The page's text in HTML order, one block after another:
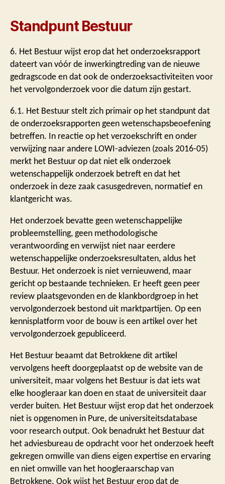
Standpunt Bestuur
6. Het Bestuur wijst erop dat het onderzoeksrapport
dateert van vóór de inwerkingtreding van de nieuwe
gedragscode en dat ook de onderzoeksactiviteiten voor
het vervolgonderzoek voor die datum zijn gestart.
6.1. Het Bestuur stelt zich primair op het standpunt dat
de onderzoeksrapporten geen wetenschapsbeoefening
betreffen. In reactie op het verzoekschrift en onder
verwijzing naar andere LOWI-adviezen (zoals 2016-05)
merkt het Bestuur op dat niet elk onderzoek
wetenschappelijk onderzoek betreft en dat het
onderzoek in deze zaak casusgedreven, normatief en
klantgericht was.
Het onderzoek bevatte geen wetenschappelijke
probleemstelling, geen methodologische
verantwoording en verwijst niet naar eerdere
wetenschappelijke onderzoeksresultaten, aldus het
Bestuur. Het onderzoek is niet vernieuwend, maar
gericht op bestaande technieken. Er heeft geen peer
review plaatsgevonden en de klankbordgroep in het
vervolgonderzoek bestond uit marktpartijen. Op een
kennisplatform voor de bouw is een artikel over het
vervolgonderzoek gepubliceerd.
Het Bestuur beaamt dat Betrokkene dit artikel
vervolgens heeft doorgeplaatst op de website van de
universiteit, maar volgens het Bestuur is dat iets wat
elke hoogleraar kan doen en staat de universiteit daar
verder buiten. Het Bestuur wijst erop dat het onderzoek
niet is opgenomen in Pure, de universiteitsdatabase
voor research output. Ook benadrukt het Bestuur dat
het adviesbureau de opdracht voor het onderzoek heeft
gekregen omwille van diens eigen expertise en ervaring
en niet omwille van het hoogleraarschap van
Betrokkene. Ook wijst het Bestuur erop dat de